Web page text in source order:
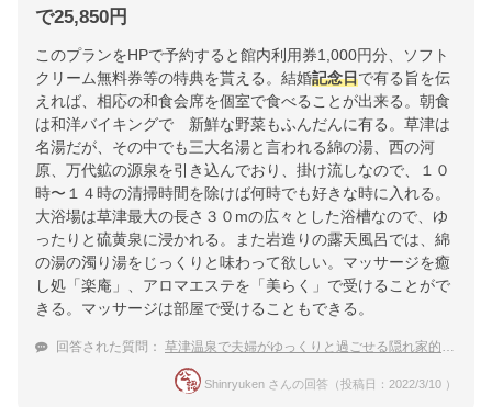
で25,850円
このプランをHPで予約すると館内利用券1,000円分、ソフト
クリーム無料券等の特典を貰える。結婚記念日で有る旨を伝
えれば、相応の和食会席を個室で食べることが出来る。朝食
は和洋バイキングで 新鮮な野菜もふんだんに有る。草津は
名湯だが、その中でも三大名湯と言われる綿の湯、西の河
原、万代鉱の源泉を引き込んでおり、掛け流しなので、１０
時〜１４時の清掃時間を除けば何時でも好きな時に入れる。
大浴場は草津最大の長さ３０mの広々とした浴槽なので、ゆ
ったりと硫黄泉に浸かれる。また岩造りの露天風呂では、綿
の湯の濁り湯をじっくりと味わって欲しい。マッサージを癒
し処「楽庵」、アロマエステを「美らく」で受けることがで
きる。マッサージは部屋で受けることもできる。
回答された質問： 草津温泉で夫婦がゆっくりと過ごせる隠れ家的旅館
Shinryuken さんの回答（投稿日：2022/3/10 ）